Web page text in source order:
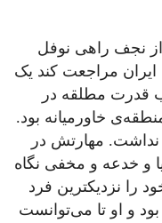
از نجف راهی نوفل
مراجعت کند یک
قدرت مطلقه در
خاورمیانه بود.
مهارتش در
و خدعه و مخفی نگاه
را نزدیکترین فرد
و او تا می‌توانست